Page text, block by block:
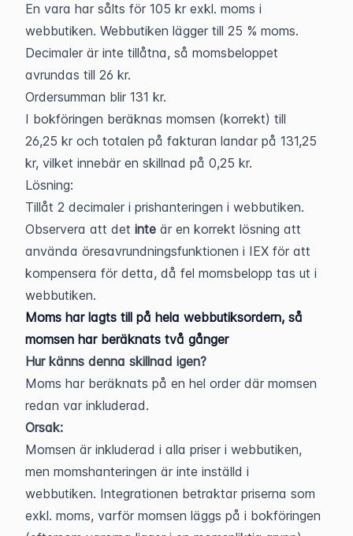
En vara har sålts för 105 kr exkl. moms i
webbutiken. Webbutiken lägger till 25 % moms.
Decimaler är inte tillåtna, så momsbeloppet
avrundas till 26 kr.
Ordersumman blir 131 kr.
I bokföringen beräknas momsen (korrekt) till
26,25 kr och totalen på fakturan landar på 131,25
kr, vilket innebär en skillnad på 0,25 kr.
Lösning:
Tillåt 2 decimaler i prishanteringen i webbutiken.
Observera att det inte är en korrekt lösning att
använda öresavrundningsfunktionen i IEX för att
kompensera för detta, då fel momsbelopp tas ut i
webbutiken.
Moms har lagts till på hela webbutiksordern, så
momsen har beräknats två gånger
Hur känns denna skillnad igen?
Moms har beräknats på en hel order där momsen
redan var inkluderad.
Orsak:
Momsen är inkluderad i alla priser i webbutiken,
men momshanteringen är inte inställd i
webbutiken. Integrationen betraktar priserna som
exkl. moms, varför momsen läggs på i bokföringen